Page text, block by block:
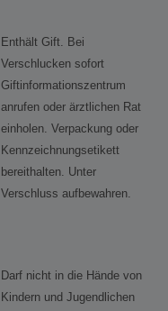
Enthält Gift. Bei
Verschlucken sofort
Giftinformationszentrum
anrufen oder ärztlichen Rat
einholen. Verpackung oder
Kennzeichnungsetikett
bereithalten. Unter
Verschluss aufbewahren.
Darf nicht in die Hände von
Kindern und Jugendlichen